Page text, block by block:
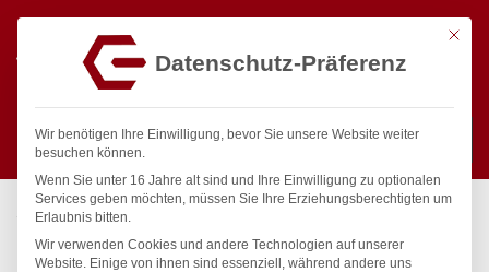
Suchen
Start / Gastronomiebedarf & Gastro Geräte für Profis
Präsentation
Besteck
Eisbecherlöffel – 6 Stk., HENDI, Profi Line, 6 Stk., (L)198mm
Mit
Datenschutz-Präferenz
Wir benötigen Ihre Einwilligung, bevor Sie unsere Website weiter
besuchen können.
Wenn Sie unter 16 Jahre alt sind und Ihre Einwilligung zu optionalen
Services geben möchten, müssen Sie Ihre Erziehungsberechtigten um
Erlaubnis bitten.
Wir verwenden Cookies und andere Technologien auf unserer
Website. Einige von ihnen sind essenziell, während andere uns